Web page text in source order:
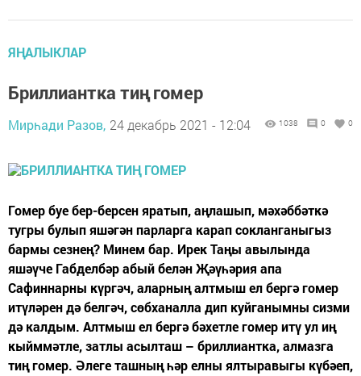
ЯҢАЛЫКЛАР
Бриллиантка тиң гомер
Мирһади Разов, 24 декабрь 2021 - 12:04 1038 0 0
Гомер буе бер-берсен яратып, аңлашып, мәхәббәткә
тугры булып яшәгән парларга карап сокланганыгыз
бармы сезнең? Минем бар. Ирек Таңы авылында
яшәүче Габделбәр абый белән Җәүһәрия апа
Сафиннарны күргәч, аларның алтмыш ел бергә гомер
итүләрен дә белгәч, сөбханалла дип куйганымны сизми
дә калдым. Алтмыш ел бергә бәхетле гомер итү ул иң
кыйммәтле, затлы асылташ – бриллиантка, алмазга
тиң гомер. Әлеге ташның һәр елны ялтыравыгы күбәеп,